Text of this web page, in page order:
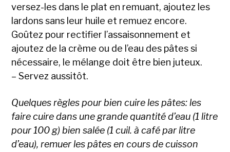
versez-les dans le plat en remuant, ajoutez les
lardons sans leur huile et remuez encore.
Goûtez pour rectifier l’assaisonnement et
ajoutez de la crème ou de l’eau des pâtes si
nécessaire, le mélange doit être bien juteux.
– Servez aussitôt.
Quelques règles pour bien cuire les pâtes: les
faire cuire dans une grande quantité d’eau (1 litre
pour 100 g) bien salée (1 cuil. à café par litre
d’eau), remuer les pâtes en cours de cuisson